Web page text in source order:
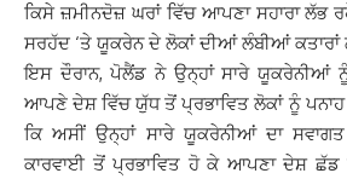
ਕਿਸੇ ਜ਼ਮੀਨਦੋਜ਼ ਘਰਾਂ ਵਿੱਚ ਆਪਣਾ ਸਹਾਰਾ ਲੱਭ
ਸਰਹੱਦ ‘ਤੇ ਯੂਕਰੇਨ ਦੇ ਲੋਕਾਂ ਦੀਆਂ ਲੰਬੀਆਂ
ਇਸ ਦੌਰਾਨ, ਪੋਲੈਂਡ ਨੇ ਉਨ੍ਹਾਂ ਸਾਰੇ ਯੂਕਰੇਨੀਆਂ
ਆਪਣੇ ਦੇਸ਼ ਵਿੱਚ ਯੁੱਧ ਤੋਂ ਪ੍ਰਭਾਵਿਤ ਲੋਕਾਂ ਨੂੰ
ਕਿ ਅਸੀਂ ਉਨ੍ਹਾਂ ਸਾਰੇ ਯੂਕਰੇਨੀਆਂ ਦਾ
ਕਾਰਵਾਈ ਤੋਂ ਪ੍ਰਭਾਵਿਤ ਹੋ ਕੇ ਆਪਣਾ ਦੇਸ਼